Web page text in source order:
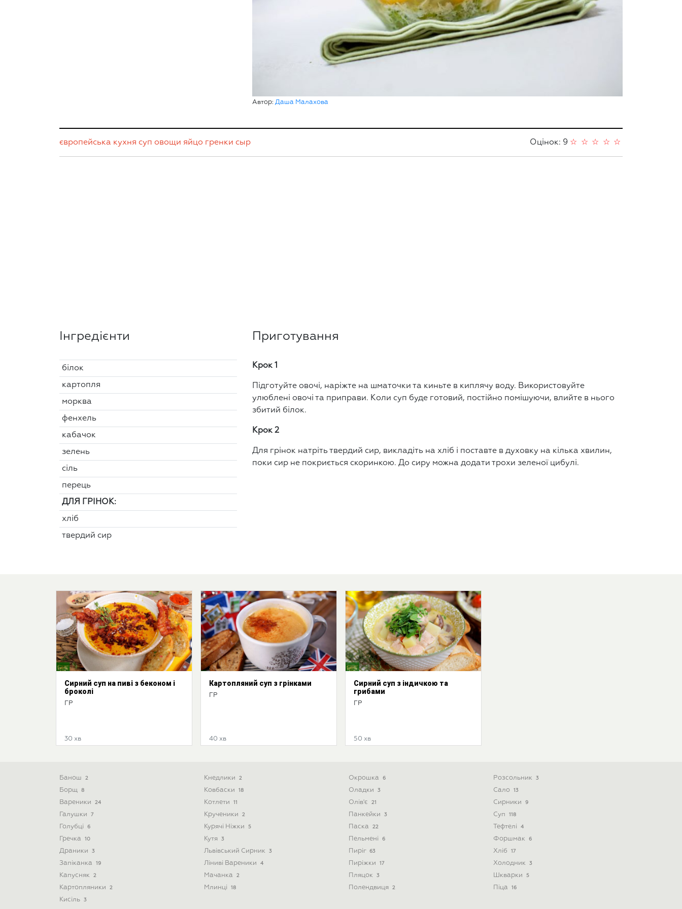
Автор: Даша Малахова
європейська кухня суп овощи яйцо гренки сыр Оцінок: 9 ☆
☆
☆
☆
☆
Інгредієнти
білок
картопля
морква
фенхель
кабачок
зелень
сіль
перець
ДЛЯ ГРІНОК:
хліб
твердий сир
Приготування
Крок 1
Підготуйте овочі, наріжте на шматочки та киньте в киплячу воду. Використовуйте
улюблені овочі та приправи. Коли суп буде готовий, постійно помішуючи, влийте в нього
збитий білок.
Крок 2
Для грінок натріть твердий сир, викладіть на хліб і поставте в духовку на кілька хвилин,
поки сир не покриється скоринкою. До сиру можна додати трохи зеленої цибулі.
Сирний суп на пиві з беконом і
броколі
ГР
30 хв
Картопляний суп з грінками
ГР
40 хв
Сирний суп з індичкою та
грибами
ГР
50 хв
Банош 2
Борщ 8
Вареники 24
Галушки 7
Голубці 6
Гречка 10
Драники 3
Запіканка 19
Капусняк 2
Картопляники 2
Кисіль 3
Кнедлики 2
Ковбаски 18
Котлети 11
Крученики 2
Курячі Ніжки 5
Кутя 3
Львівський Сирник 3
Ліниві Вареники 4
Мачанка 2
Млинці 18
Окрошка 6
Оладки 3
Олів'є 21
Панкейки 3
Паска 22
Пельмені 6
Пиріг 63
Пиріжки 17
Пляцок 3
Полендвиця 2
Розсольник 3
Сало 13
Сирники 9
Суп 118
Тефтелі 4
Форшмак 6
Хліб 17
Холодник 3
Шкварки 5
Піца 16